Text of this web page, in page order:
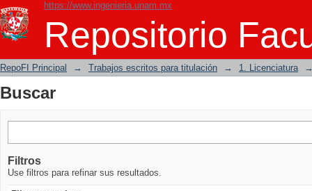
https://www.ingenieria.unam.mx
Repositorio
Buscar
RepoFI Principal → Trabajos escritos para titulación → 1. Licenciatura
Buscar
Filtros
Use filtros para refinar sus resultados.